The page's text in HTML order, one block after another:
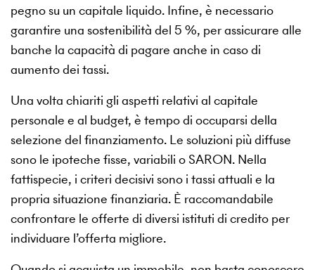
pegno su un capitale liquido. Infine, è necessario
garantire una sostenibilità del 5 %, per assicurare alle
banche la capacità di pagare anche in caso di
aumento dei tassi.
Una volta chiariti gli aspetti relativi al capitale
personale e al budget, è tempo di occuparsi della
selezione del finanziamento. Le soluzioni più diffuse
sono le ipoteche fisse, variabili o SARON. Nella
fattispecie, i criteri decisivi sono i tassi attuali e la
propria situazione finanziaria. È raccomandabile
confrontare le offerte di diversi istituti di credito per
individuare l’offerta migliore.